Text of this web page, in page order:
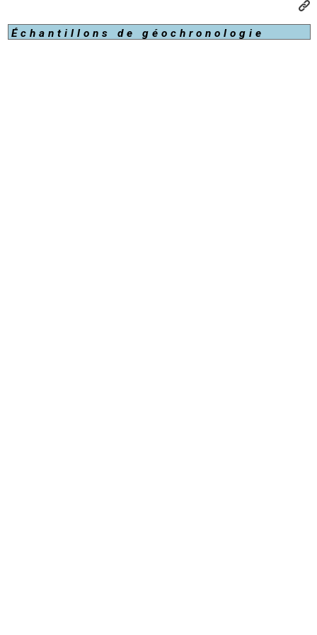
Échantillons de géochronologie